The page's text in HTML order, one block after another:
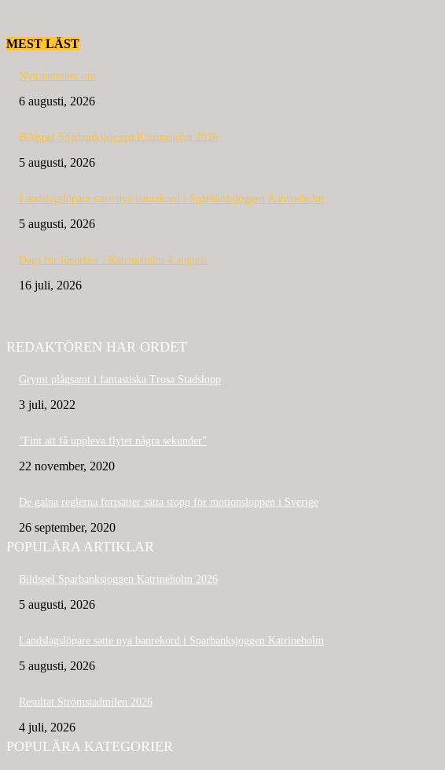
MEST LÄST
Nytt nummer ute
6 augusti, 2026
Bildspel Sparbanksjoggen Katrineholm 2026
5 augusti, 2026
Landslagslöpare satte nya banrekord i Sparbanksjoggen Katrineholm
5 augusti, 2026
Dags för löparfest i Katrineholm 4 augusti
16 juli, 2026
REDAKTÖREN HAR ORDET
Grymt plågsamt i fantastiska Trosa Stadslopp
3 juli, 2022
”Fint att få uppleva flytet några sekunder”
22 november, 2020
De galna reglerna fortsätter sätta stopp för motionsloppen i Sverige
26 september, 2020
POPULÄRA ARTIKLAR
Bildspel Sparbanksjoggen Katrineholm 2026
5 augusti, 2026
Landslagslöpare satte nya banrekord i Sparbanksjoggen Katrineholm
5 augusti, 2026
Resultat Strömstadmilen 2026
4 juli, 2026
POPULÄRA KATEGORIER